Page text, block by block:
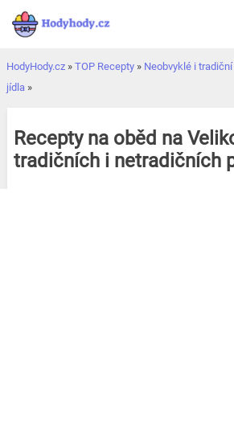
Přeskočit
HodyHody.cz » TOP Recepty » Neobvyklé i
jídla »
Recepty na oběd na
tradičních i netradičních